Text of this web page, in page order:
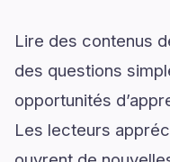
Lire des contenus
des questions
opportunités
Les lecteurs